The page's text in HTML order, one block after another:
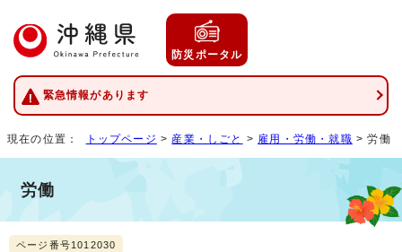
防災ポータル
緊急情報があります
現在の位置： トップページ > 産業・しごと > 雇用・労働・就職 > 労働
労働
ページ番号1012030